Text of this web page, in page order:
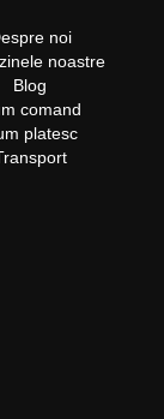
noi
noastre
Blog
comand
platesc